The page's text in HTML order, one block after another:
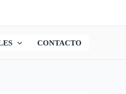
CONTACTO